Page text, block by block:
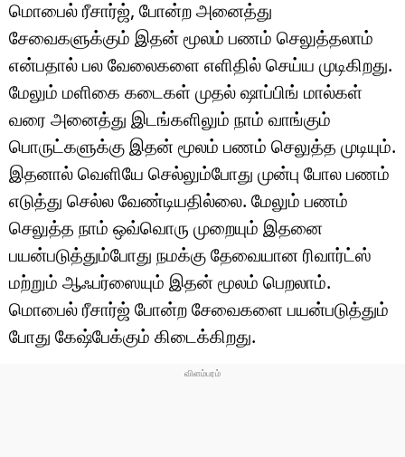
மொபைல் ரீசார்ஜ், போன்ற அனைத்து
சேவைகளுக்கும் இதன் மூலம் பணம் செலுத்தலாம்
என்பதால் பல வேலைகளை எளிதில் செய்ய முடிகிறது.
மேலும் மளிகை கடைகள் முதல் ஷாப்பிங் மால்கள்
வரை அனைத்து இடங்களிலும் நாம் வாங்கும்
பொருட்களுக்கு இதன் மூலம் பணம் செலுத்த முடியும்.
இதனால் வெளியே செல்லும்போது முன்பு போல பணம்
எடுத்து செல்ல வேண்டியதில்லை. மேலும் பணம்
செலுத்த நாம் ஒவ்வொரு முறையும் இதனை
பயன்படுத்தும்போது நமக்கு தேவையான ரிவார்ட்ஸ்
மற்றும் ஆஃபர்ஸையும் இதன் மூலம் பெறலாம்.
மொபைல் ரீசார்ஜ் போன்ற சேவைகளை பயன்படுத்தும்
போது கேஷ்பேக்கும் கிடைக்கிறது.